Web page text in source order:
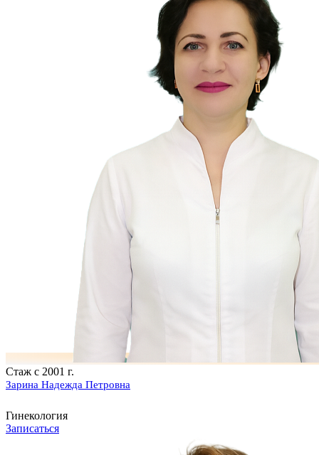
Стаж с 2001 г.
Зарина Надежда Петровна
Гинекология
Записаться